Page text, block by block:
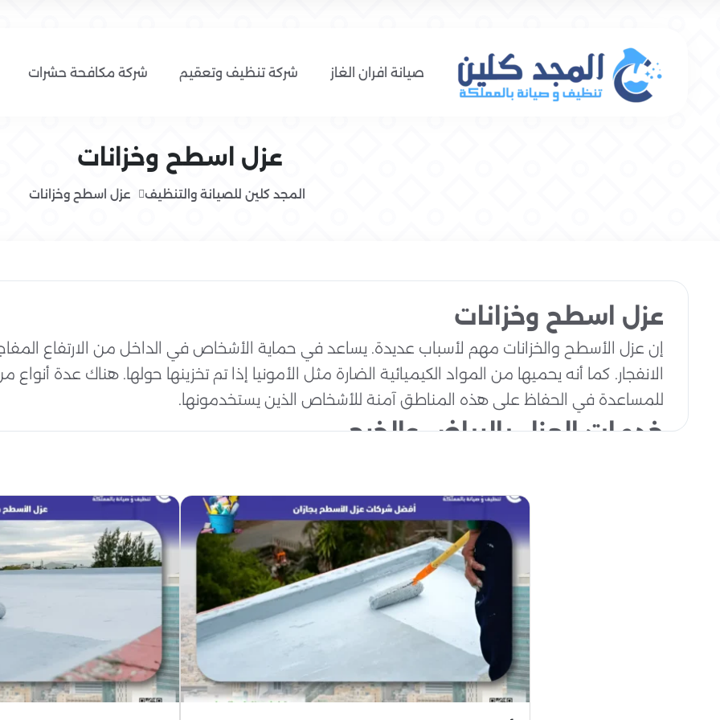
صيانة افران الغاز شركة تنظيف وتعقيم شركة مكافحة حشرات
عزل اسطح وخزانات
المجد كلين للصيانة والتنظيف عزل اسطح وخزانات
عزل اسطح وخزانات
إن عزل الأسطح والخزانات مهم لأسباب عديدة. يساعد في حماية الأشخاص في الداخل من الارتفاع
الانفجار. كما أنه يحميها من المواد الكيميائية الضارة مثل الأمونيا إذا تم تخزينها حولها. هناك عدة
للمساعدة في الحفاظ على هذه المناطق آمنة للأشخاص الذين يستخدمونها.
خدمات العزل بالرياض والخرج
المصنوع من الخرسانة المسلحة بألياف زجاجية ،أو ألواح الجدران الصلبة التي تشتمل على طبقة من
الأسمنت خفيفة الوزن.
أهمية العزل للمنازل والخزانات
العزل عبارة عن طبقة من المواد تسمح للحرارة بالانتقال من مكان إلى آخر. من المهم وجود نظام عزل
والهواء البارد بالخارج ،وبالتالي توفر تكاليف الطاقة. اعتن بالعزل عن طريق القيام بأشياء معينة مثل
الوصول إلى الألواح بالأثاث أو السجاد.
شركة عزل اسطح وخزانات بالرياض
يتم عزل الأسطح في الرياض من خلال فرق متخصصة من الخبراء في شركة عزل الأسقف والخزانات